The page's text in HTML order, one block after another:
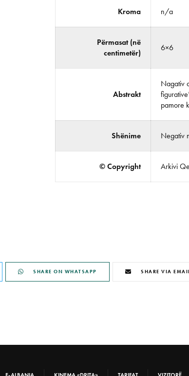
Kroma n/a
Përmasat (në
centimetër)
6×6
Abstrakt
Nagativ
pamore
Shënime Negativ
© Copyright Arkivi
SHARE ON WHATSAPP SHARE VIA
E-ALBANIA KINEMA «DRITA» TARIFAT VIZITORË